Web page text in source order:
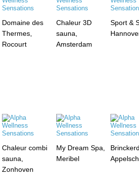
Domaine des
Thermes,
Rocourt
Chaleur 3D
sauna,
Amsterdam
Sport &
Chaleur combi
sauna,
Zonhoven
My Dream Spa,
Meribel